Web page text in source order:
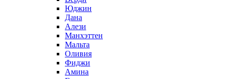
Юджин
Дана
Алези
Манхэттен
Мальта
Оливия
Фиджи
Амина